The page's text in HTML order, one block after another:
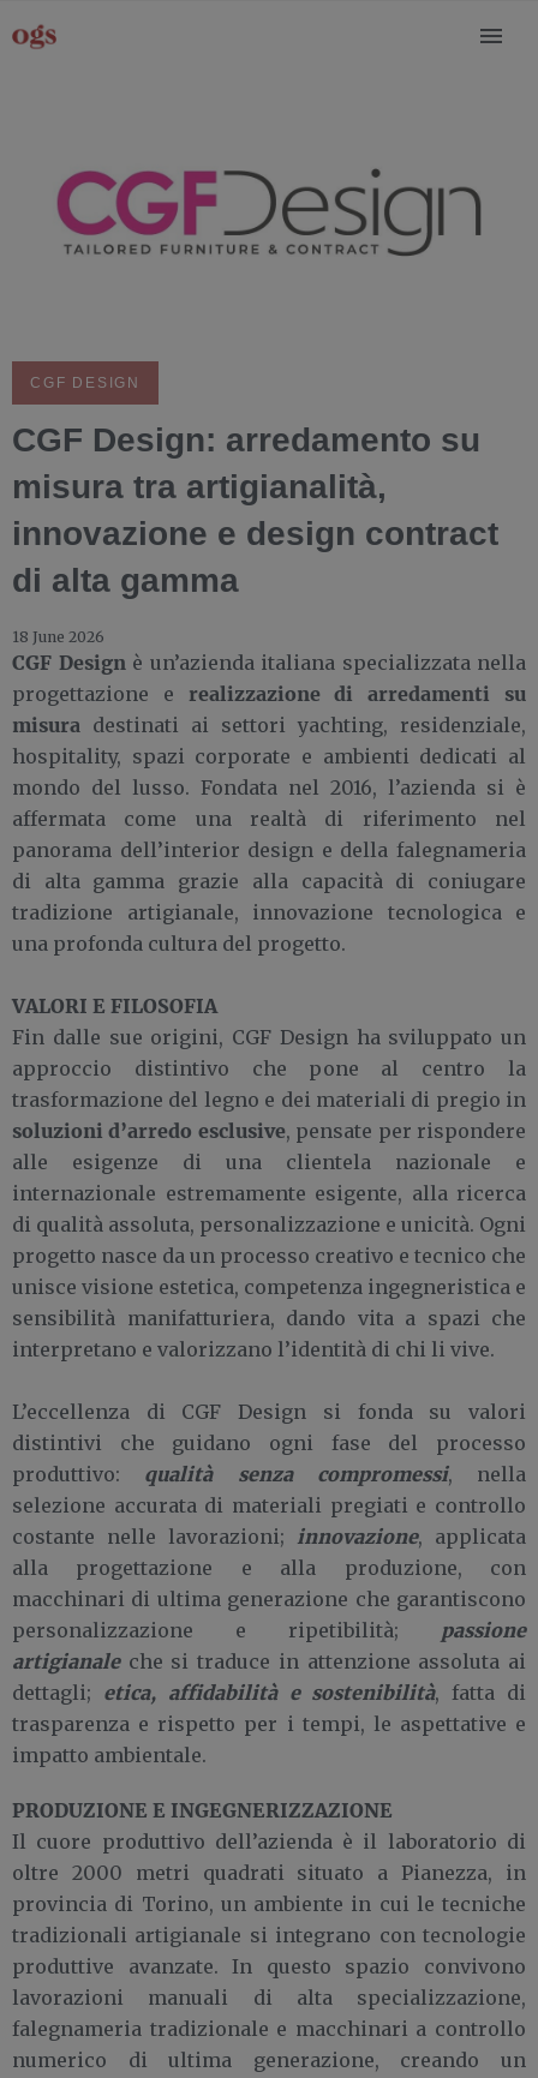
CGF DESIGN
CGF Design: arredamento su
misura tra artigianalità,
innovazione e design contract
di alta gamma
18 June 2026
CGF Designè un’azienda italiana specializzata nella
progettazione e realizzazione di arredamenti su
misura destinati ai settori yachting, residenziale,
hospitality, spazi corporate e ambienti dedicati al
mondo del lusso. Fondata nel 2016, l’azienda si è
affermata come una realtà di riferimento nel
panorama dell’interior design e della falegnameria
di alta gamma grazie alla capacità di coniugare
tradizione artigianale, innovazione tecnologica e
una profonda cultura del progetto.
VALORI E FILOSOFIA
Fin dalle sue origini, CGF Design ha sviluppato un
approccio distintivo che pone al centro la
trasformazione del legno e dei materiali di pregio in
soluzioni d’arredo esclusive, pensate per rispondere
alle esigenze di una clientela nazionale e
internazionale estremamente esigente, alla ricerca
di qualità assoluta, personalizzazione e unicità. Ogni
progetto nasce da un processo creativo e tecnico che
unisce visione estetica, competenza ingegneristica e
sensibilità manifatturiera, dando vita a spazi che
interpretano e valorizzano l’identità di chi li vive.
L’eccellenza di CGF Design si fonda su valori
distintivi che guidano ogni fase del processo
produttivo: qualità senza compromessi, nella
selezione accurata di materiali pregiati e controllo
costante nelle lavorazioni; innovazione, applicata
alla progettazione e alla produzione, con
macchinari di ultima generazione che garantiscono
personalizzazione e ripetibilità; passione
artigianaleche si traduce in attenzione assoluta ai
dettagli; etica, affidabilità e sostenibilità, fatta di
trasparenza e rispetto per i tempi, le aspettative e
impatto ambientale.
PRODUZIONE E INGEGNERIZZAZIONE
Il cuore produttivo dell’azienda è il laboratorio di
oltre 2000 metri quadrati situato a Pianezza, in
provincia di Torino, un ambiente in cui le tecniche
tradizionali artigianale si integrano con tecnologie
produttive avanzate. In questo spazio convivono
lavorazioni manuali di alta specializzazione,
falegnameria tradizionale e macchinari a controllo
numerico di ultima generazione, creando un